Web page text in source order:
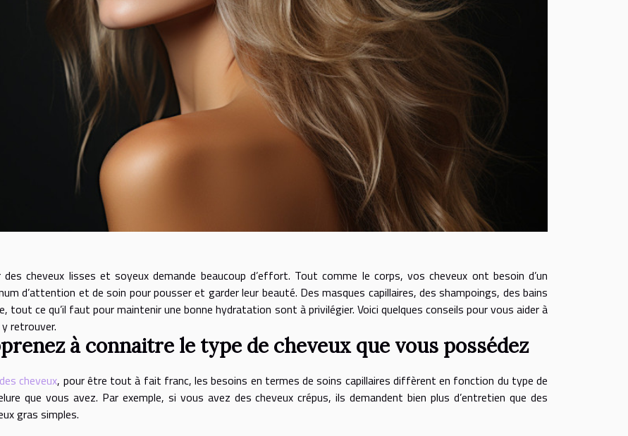
des cheveux lisses et soyeux demande beaucoup d’effort. Tout comme le corps, vos cheveux ont besoin d’un
d’attention et de soin pour pousser et garder leur beauté. Des masques capillaires, des shampoings, des bains
tout ce qu’il faut pour maintenir une bonne hydratation sont à privilégier. Voici quelques conseils pour vous aider à
retrouver.
à connaitre le type de cheveux que vous possédez
cheveux, pour être tout à fait franc, les besoins en termes de soins capillaires diffèrent en fonction du type de
que vous avez. Par exemple, si vous avez des cheveux crépus, ils demandent bien plus d’entretien que des
gras simples.